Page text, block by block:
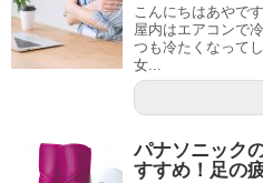
こんにちはあやで
屋内はエアコンで
つも冷たくなって
女...
パナソニック
すすめ！足の